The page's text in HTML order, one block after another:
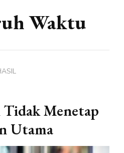
Waktu
Menetap
Utama